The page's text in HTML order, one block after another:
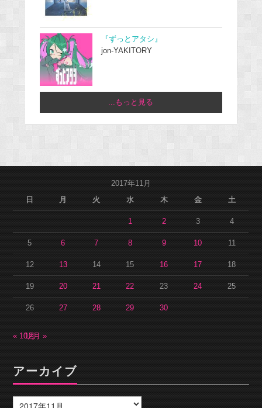
『ずっとアタシ』
jon-YAKITORY
...もっと見る
2017年11月
日
月 火 水 木 金 土
1 2 3 4
5 6 7 8 9 10 11
12 13 14 15 16 17 18
19 20 21 22 23 24 25
26 27 28 29 30
« 10月12月 »
アーカイブ
ー